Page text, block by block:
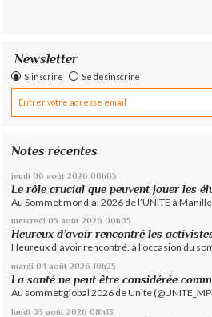
Newsletter
S'inscrire Se désinscrire
Notes récentes
jeudi 06 août 2026 00h05
Le rôle crucial que peuvent jouer les
Au Sommet mondial 2026 de l’UNITE à Manille,
mercredi 05 août 2026 00h05
Heureux d’avoir rencontré les
Heureux d’avoir rencontré, à l’occasion du
mardi 04 août 2026 10h25
La santé ne peut être considérée
Au sommet global 2026 de Unite
lundi 03 août 2026 08h13